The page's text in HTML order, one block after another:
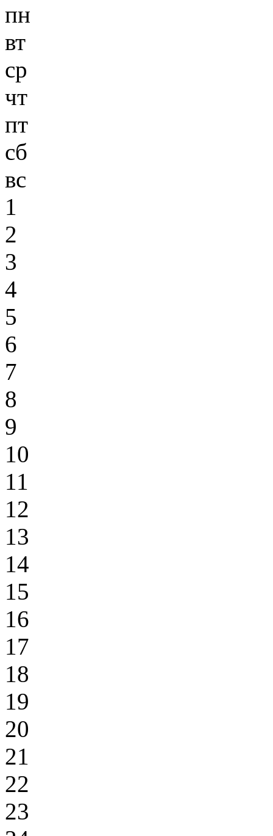
пн
вт
ср
чт
пт
сб
вс
1
2
3
4
5
6
7
8
9
10
11
12
13
14
15
16
17
18
19
20
21
22
23